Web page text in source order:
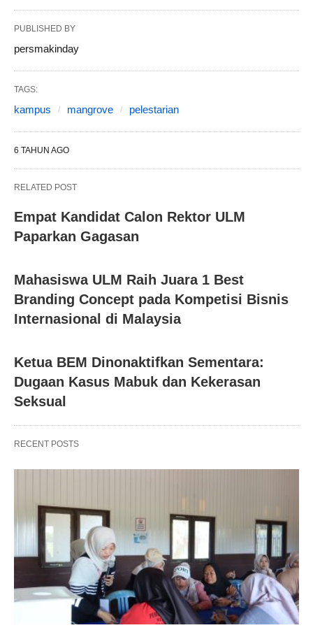
PUBLISHED BY
persmakinday
TAGS:
kampus mangrove pelestarian
6 TAHUN AGO
RELATED POST
Empat Kandidat Calon Rektor ULM
Paparkan Gagasan
Mahasiswa ULM Raih Juara 1 Best
Branding Concept pada Kompetisi Bisnis
Internasional di Malaysia
Ketua BEM Dinonaktifkan Sementara:
Dugaan Kasus Mabuk dan Kekerasan
Seksual
RECENT POSTS